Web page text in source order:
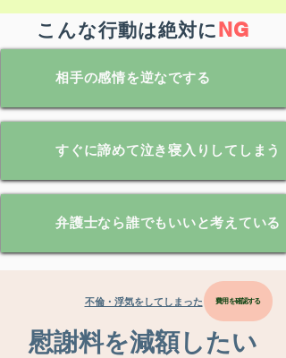
こんな行動は絶対にNG
相手の感情を逆なでする
すぐに諦めて泣き寝入りしてしまう
弁護士なら誰でもいいと考えている
不倫・浮気をしてしまった 費用を確認する
慰謝料を減額したい